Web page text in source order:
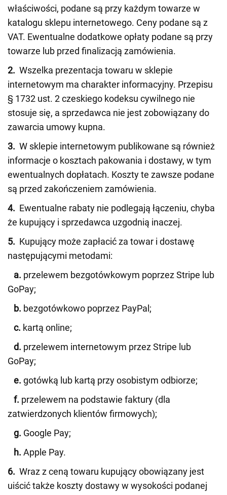
właściwości, podane są przy każdym towarze w
katalogu sklepu internetowego. Ceny podane są z
VAT. Ewentualne dodatkowe opłaty podane są przy
towarze lub przed finalizacją zamówienia.
2. Wszelka prezentacja towaru w sklepie
internetowym ma charakter informacyjny. Przepisu
§ 1732 ust. 2 czeskiego kodeksu cywilnego nie
stosuje się, a sprzedawca nie jest zobowiązany do
zawarcia umowy kupna.
3. W sklepie internetowym publikowane są również
informacje o kosztach pakowania i dostawy, w tym
ewentualnych dopłatach. Koszty te zawsze podane
są przed zakończeniem zamówienia.
4. Ewentualne rabaty nie podlegają łączeniu, chyba
że kupujący i sprzedawca uzgodnią inaczej.
5. Kupujący może zapłacić za towar i dostawę
następującymi metodami:
a. przelewem bezgotówkowym poprzez Stripe lub
GoPay;
b. bezgotówkowo poprzez PayPal;
c. kartą online;
d. przelewem internetowym przez Stripe lub
GoPay;
e. gotówką lub kartą przy osobistym odbiorze;
f. przelewem na podstawie faktury (dla
zatwierdzonych klientów firmowych);
g. Google Pay;
h. Apple Pay.
6. Wraz z ceną towaru kupujący obowiązany jest
uiścić także koszty dostawy w wysokości podanej